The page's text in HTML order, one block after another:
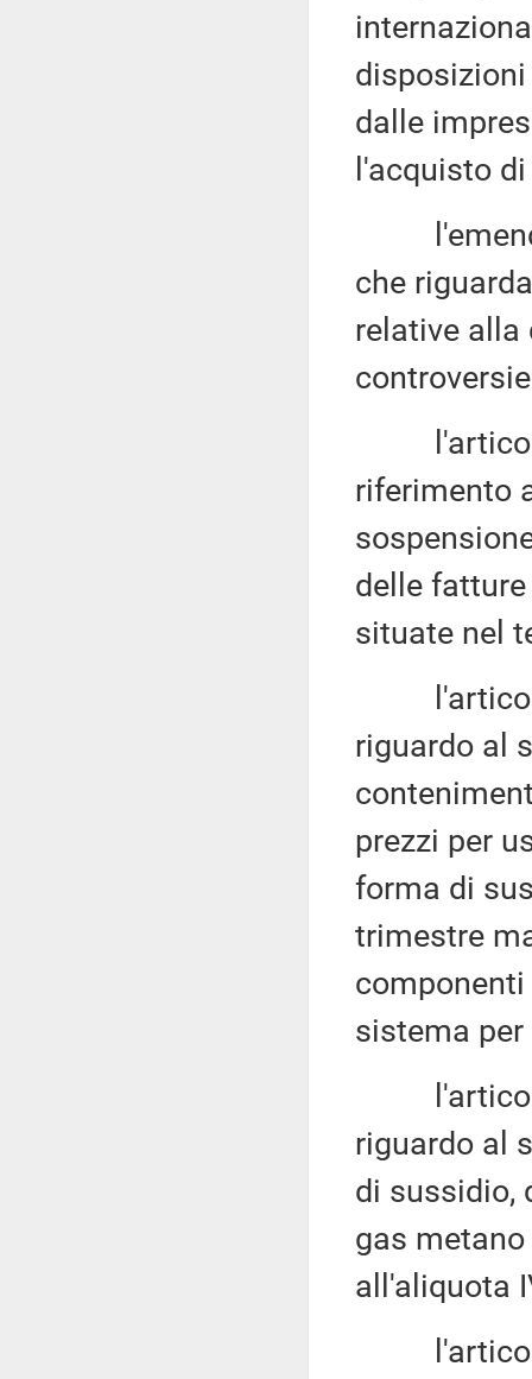
dalle
l'acquisto
che
relative alla
l'articolo
riferimento
delle
situate nel
l'articolo
riguardo al
prezzi per
forma di
trimestre
sistema
l'articolo
riguardo al
di sussidio,
gas
all'aliquota
l'articolo